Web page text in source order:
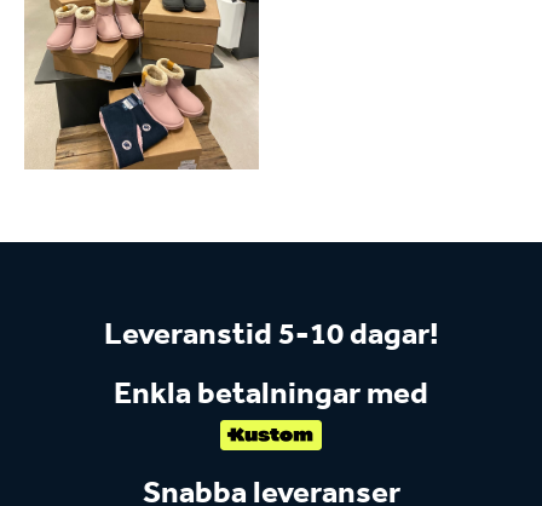
Leveranstid 5-10 dagar!
Enkla betalningar med
Snabba leveranser